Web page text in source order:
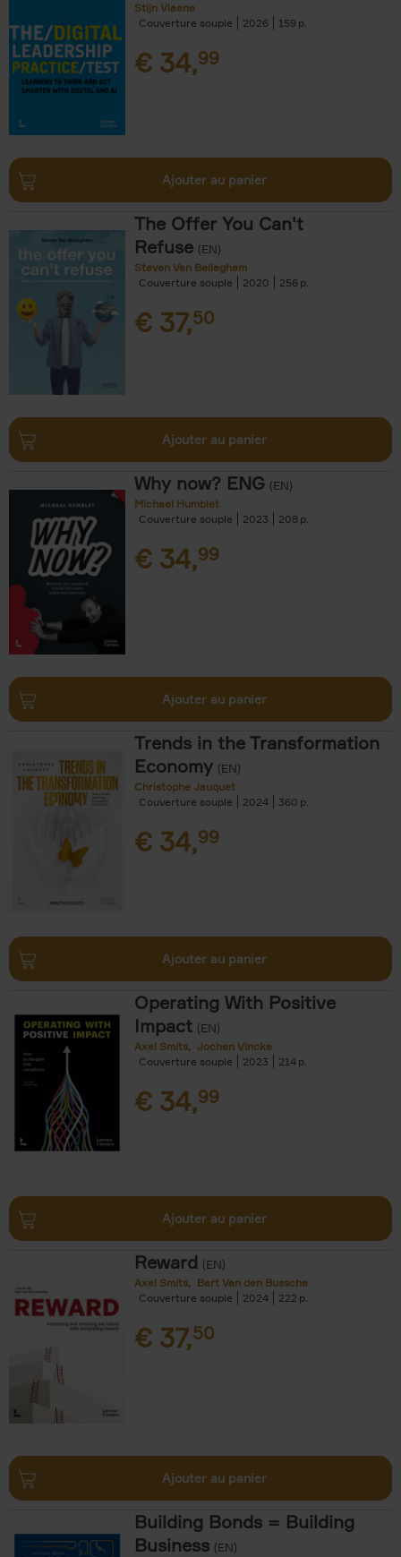
Stijn Viaene
Couverture souple
2026 159
€ 34,99
Ajouter au panier
The Offer You Can't
Refuse (EN)
Steven Van Belleghem
Couverture souple
2020 256
€ 37,50
Ajouter au panier
Why now? ENG (EN)
Michael Humblet
Couverture souple
2023 208
€ 34,99
Ajouter au panier
Trends in the Transformation
Economy (EN)
Christophe Jauquet
Couverture souple
2024 360
€ 34,99
Ajouter au panier
Operating With Positive
Impact (EN)
Axel Smits
Jochen Vincke
Couverture souple
2023 214
€ 34,99
Ajouter au panier
Reward (EN)
Axel Smits
Bart Van den Bussche
Couverture souple
2024 222
€ 37,50
Ajouter au panier
Building Bonds = Building
Business (EN)